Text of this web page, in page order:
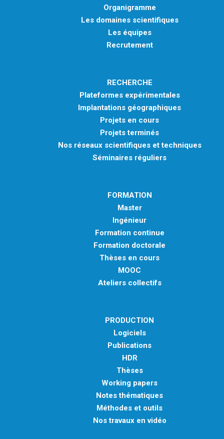
Organigramme
Les domaines scientifiques
Les équipes
Recrutement
RECHERCHE
Plateformes expérimentales
Implantations géographiques
Projets en cours
Projets terminés
Nos réseaux scientifiques et techniques
Séminaires réguliers
FORMATION
Master
Ingénieur
Formation continue
Formation doctorale
Thèses en cours
MOOC
Ateliers collectifs
PRODUCTION
Logiciels
Publications
HDR
Thèses
Working papers
Notes thématiques
Méthodes et outils
Nos travaux en vidéo